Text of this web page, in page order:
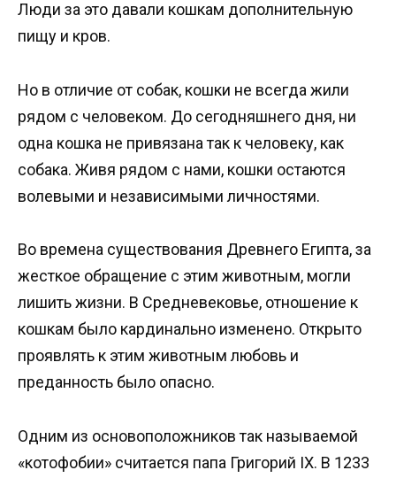
Люди за это давали кошкам дополнительную
пищу и кров.
Но в отличие от собак, кошки не всегда жили
рядом с человеком. До сегодняшнего дня, ни
одна кошка не привязана так к человеку, как
собака. Живя рядом с нами, кошки остаются
волевыми и независимыми личностями.
Во времена существования Древнего Египта, за
жесткое обращение с этим животным, могли
лишить жизни. В Средневековье, отношение к
кошкам было кардинально изменено. Открыто
проявлять к этим животным любовь и
преданность было опасно.
Одним из основоположников так называемой
«котофобии» считается папа Григорий IX. В 1233